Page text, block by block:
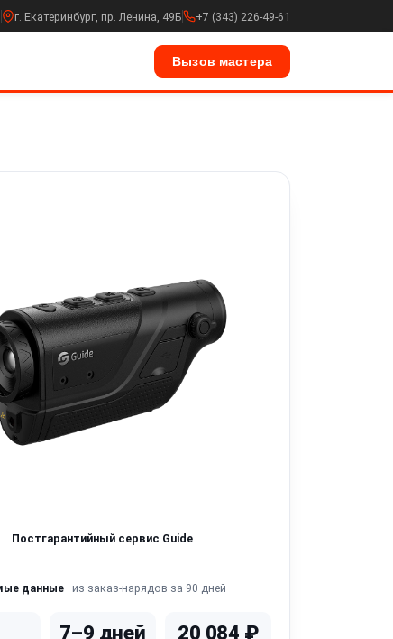
г. Екатеринбург, пр. Ленина, 49Б +7 (343) 226-49-61
Вызов мастера
Постгарантийный сервис Guide
данные из заказ-нарядов за 90 дней
7–9 дней 20 084 ₽